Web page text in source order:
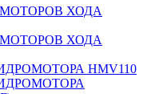
ХОДА
ХОДА
HMV110